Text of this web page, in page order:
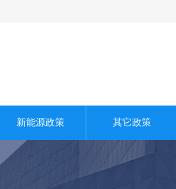
新能源政策 其它政策